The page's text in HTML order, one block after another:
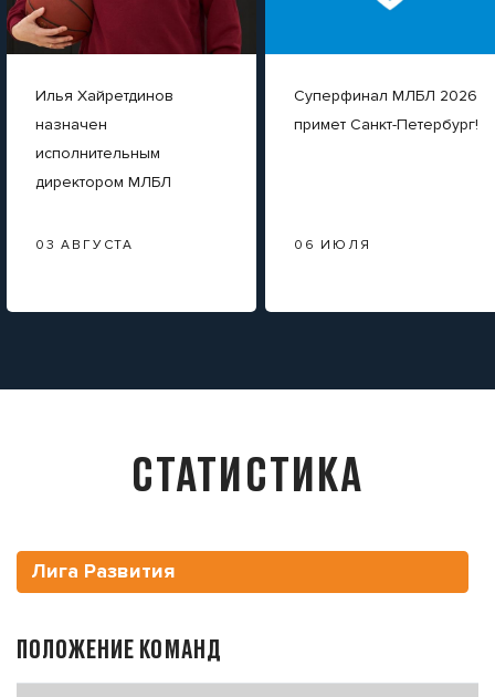
Илья Хайретдинов
назначен
исполнительным
директором МЛБЛ
03 АВГУСТА
Суперфинал МЛБЛ 2026
примет Санкт-Петербург!
06 ИЮЛЯ
СТАТИСТИКА
Лига Развития
ПОЛОЖЕНИЕ КОМАНД